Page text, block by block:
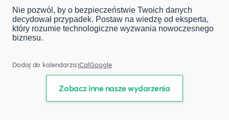
Nie pozwól, by o bezpieczeństwie Twoich danych
decydował przypadek. Postaw na wiedzę od eksperta,
który rozumie technologiczne wyzwania nowoczesnego
biznesu.
Dodaj do kalendarza:iCalGoogle
Zobacz inne nasze wydarzenia